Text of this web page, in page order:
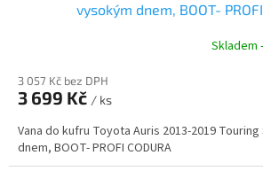
vysokým dnem, BOOT-
Skladem
3 057 Kč bez DPH
3 699 Kč / ks
Vana do kufru Toyota Auris 2013-2019
dnem, BOOT- PROFI CODURA